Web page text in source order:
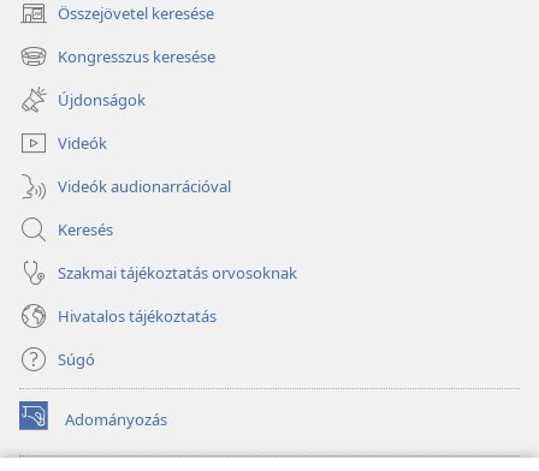
Összejövetel keresése
(opens
new
window)
Kongresszus keresése
(opens
new
window)
Újdonságok
Videók
Videók audionarrációval
Keresés
Szakmai tájékoztatás orvosoknak
Hivatalos tájékoztatás
Súgó
Adományozás
(opens
new